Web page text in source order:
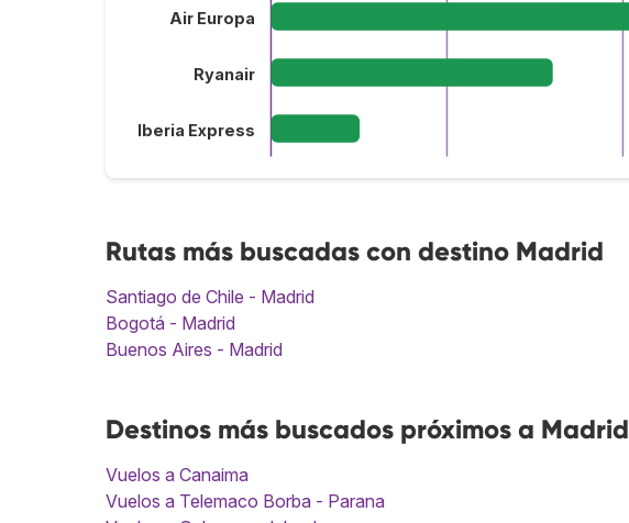
Air Europa
Ryanair
Iberia Express
Rutas más buscadas con destino Madrid
Santiago de Chile - Madrid
Bogotá - Madrid
Buenos Aires - Madrid
Destinos más buscados próximos a Madrid
Vuelos a Canaima
Vuelos a Telemaco Borba - Parana